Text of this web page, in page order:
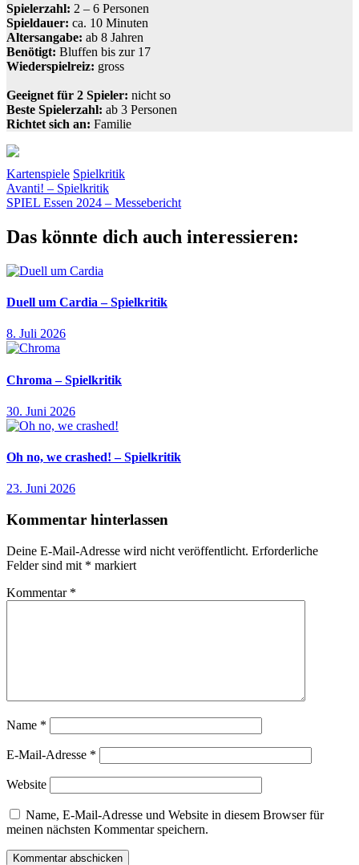
Spielerzahl: 2 – 6 Personen
Spieldauer: ca. 10 Minuten
Altersangabe: ab 8 Jahren
Benötigt: Bluffen bis zur 17
Wiederspielreiz: gross
Geeignet für 2 Spieler: nicht so
Beste Spielerzahl: ab 3 Personen
Richtet sich an: Familie
Kartenspiele Spielkritik
Black
JackHelvetiq KartenspielKartenwerte
Beitragsnavigation
Vorheriger
Beitrag:
Avanti! – Spielkritik
Nächster
SPIEL Essen 2024 – Messebericht
Das könnte dich auch interessieren:
Duell um Cardia – Spielkritik
8. Juli 2026
Chroma – Spielkritik
30. Juni 2026
Oh no, we crashed! – Spielkritik
23. Juni 2026
Kommentar hinterlassen
Deine E-Mail-Adresse wird nicht veröffentlicht. Erforderliche
Felder sind mit * markiert
Kommentar *
Name *
E-Mail-Adresse *
Website
Name, E-Mail-Adresse und Website in diesem Browser für
meinen nächsten Kommentar speichern.